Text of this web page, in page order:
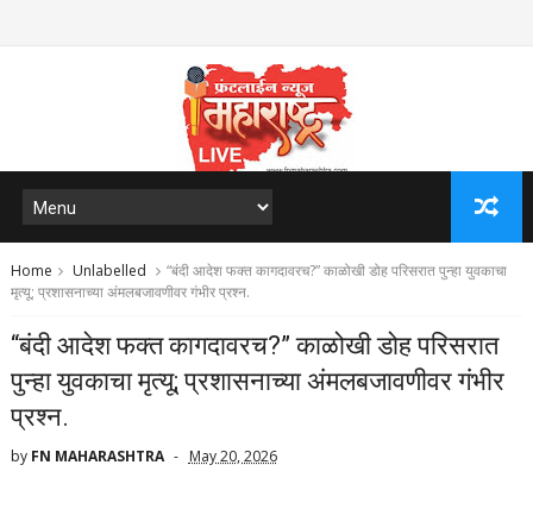
Home Unlabelled
“बंदी आदेश फक्त कागदावरच?” काळोखी डोह परिसरात पुन्हा युवकाचा
मृत्यू; प्रशासनाच्या अंमलबजावणीवर गंभीर प्रश्न.
“बंदी आदेश फक्त कागदावरच?” काळोखी डोह परिसरात
पुन्हा युवकाचा मृत्यू; प्रशासनाच्या अंमलबजावणीवर गंभीर
प्रश्न.
by FN MAHARASHTRA May 20, 2026